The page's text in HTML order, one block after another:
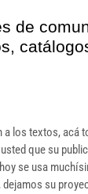
de
a los textos, acá
que su
se usa
dejamos su